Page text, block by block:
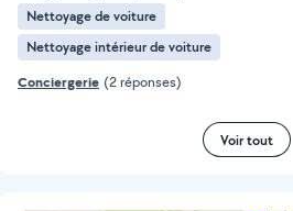
Nettoyage de voiture
Nettoyage intérieur de voiture
Conciergerie (2 réponses)
Voir tout